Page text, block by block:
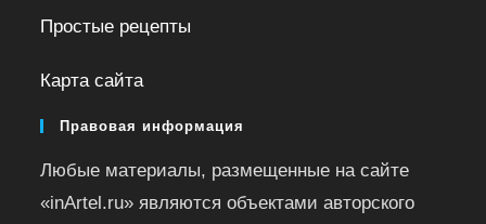
Простые рецепты
Карта сайта
Правовая информация
Любые материалы, размещенные на сайте
«inArtel.ru» являются объектами авторского